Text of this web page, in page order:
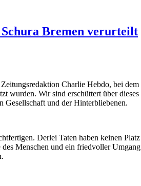
Bremen verurteilt
Charlie Hebdo, bei dem
wurden. Wir sind erschüttert über dieses
Gesellschaft und der Hinterbliebenen.
Derlei Taten haben keinen Platz
Menschen und ein friedvoller Umgang